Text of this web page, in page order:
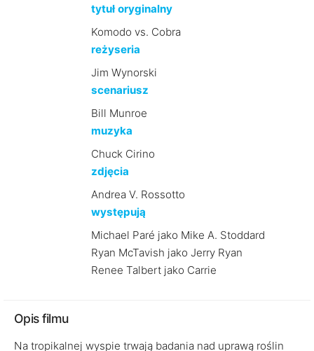
tytuł oryginalny
Komodo vs. Cobra
reżyseria
Jim Wynorski
scenariusz
Bill Munroe
muzyka
Chuck Cirino
zdjęcia
Andrea V. Rossotto
występują
Michael Paré jako Mike A. Stoddard
Ryan McTavish jako Jerry Ryan
Renee Talbert jako Carrie
Opis filmu
Na tropikalnej wyspie trwają badania nad uprawą roślin